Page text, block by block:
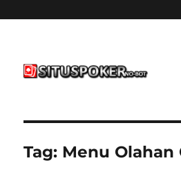
Tag: Menu Olahan